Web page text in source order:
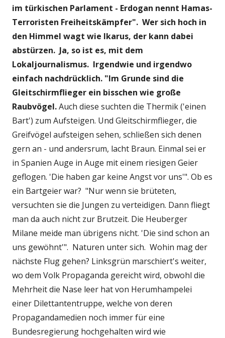
im türkischen Parlament - Erdogan nennt Hamas-
Terroristen Freiheitskämpfer". Wer sich hoch in
den Himmel wagt wie Ikarus, der kann dabei
abstürzen. Ja, so ist es, mit dem
Lokaljournalismus. Irgendwie und irgendwo
einfach nachdrücklich. "Im Grunde sind die
Gleitschirmflieger ein bisschen wie große
Raubvögel.Auch diese suchten die Thermik ('einen
Bart') zum Aufsteigen. Und Gleitschirmflieger, die
Greifvögel aufsteigen sehen, schließen sich denen
gern an - und andersrum, lacht Braun. Einmal sei er
in Spanien Auge in Auge mit einem riesigen Geier
geflogen. 'Die haben gar keine Angst vor uns'". Ob es
ein Bartgeier war? "Nur wenn sie brüteten,
versuchten sie die Jungen zu verteidigen. Dann fliegt
man da auch nicht zur Brutzeit. Die Heuberger
Milane meide man übrigens nicht. 'Die sind schon an
uns gewöhnt'". Naturen unter sich. Wohin mag der
nächste Flug gehen? Linksgrün marschiert's weiter,
wo dem Volk Propaganda gereicht wird, obwohl die
Mehrheit die Nase leer hat von Herumhampelei
einer Dilettantentruppe, welche von deren
Propagandamedien noch immer für eine
Bundesregierung hochgehalten wird wie